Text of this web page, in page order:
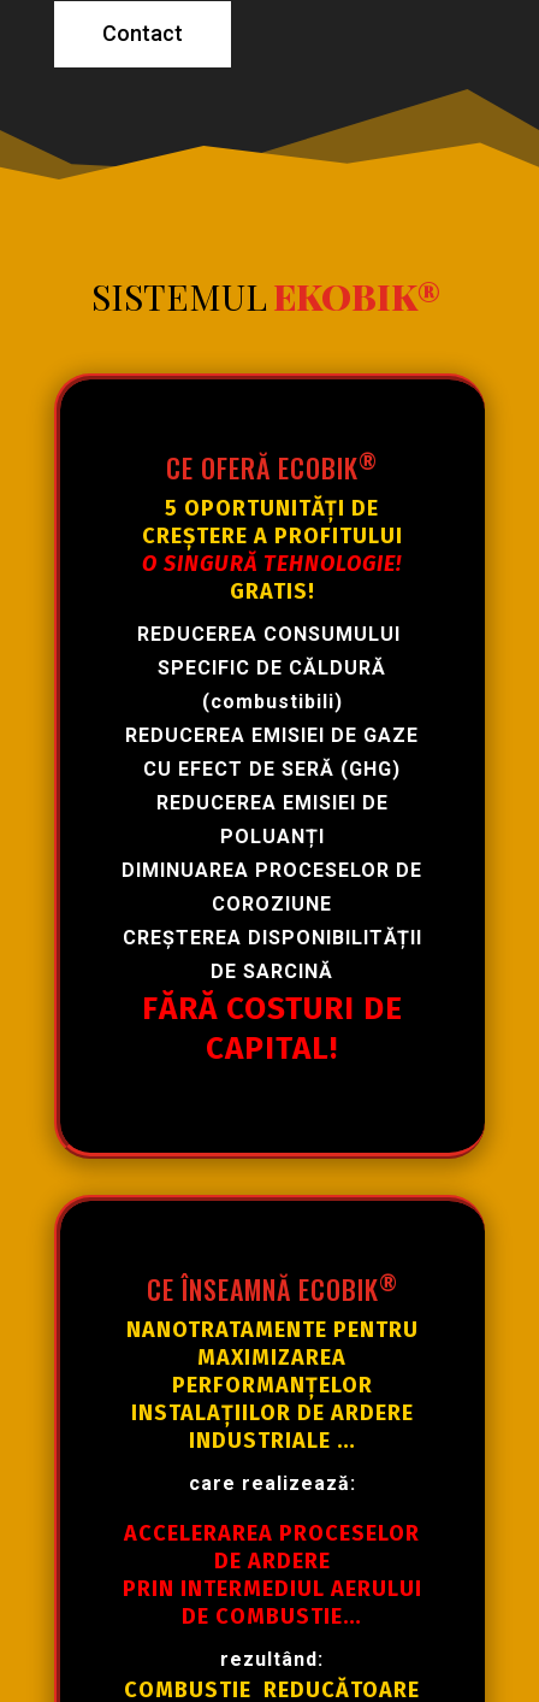
Contact
SISTEMULEKOBIK®
CE OFERĂ ECOBIK®
5 OPORTUNITĂȚI DE
CREȘTERE A PROFITULUI
O SINGURĂ TEHNOLOGIE!
GRATIS!
REDUCEREA CONSUMULUI
SPECIFIC DE CĂLDURĂ
(combustibili)
REDUCEREA EMISIEI DE GAZE
CU EFECT DE SERĂ (GHG)
REDUCEREA EMISIEI DE
POLUANȚI
DIMINUAREA PROCESELOR DE
COROZIUNE
CREȘTEREA DISPONIBILITĂȚII
DE SARCINĂ
FĂRĂ COSTURI DE
CAPITAL!
CE ÎNSEAMNĂ ECOBIK®
NANOTRATAMENTE PENTRU
MAXIMIZAREA
PERFORMANȚELOR
INSTALAȚIILOR DE ARDERE
INDUSTRIALE …
care realizează:
ACCELERAREA PROCESELOR
DE ARDERE
PRIN INTERMEDIUL AERULUI
DE COMBUSTIE…
rezultând:
COMBUSTIE REDUCĂTOARE